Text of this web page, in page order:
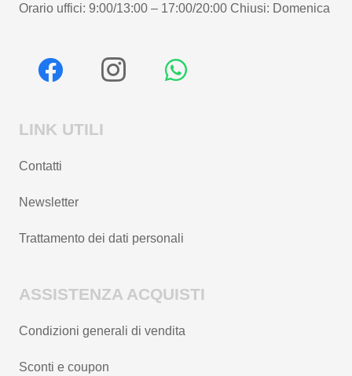
Orario uffici: 9:00/13:00 – 17:00/20:00 Chiusi: Domenica
LINK UTILI
Contatti
Newsletter
Trattamento dei dati personali
ASSISTENZA ACQUISTI
Condizioni generali di vendita
Sconti e coupon